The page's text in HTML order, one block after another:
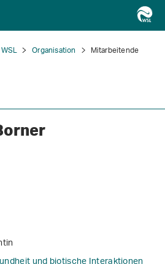
Organisation Mitarbeitende